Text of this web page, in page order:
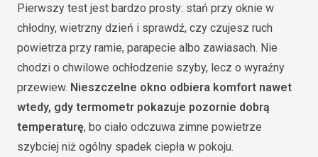
Pierwszy test jest bardzo prosty: stań przy oknie w
chłodny, wietrzny dzień i sprawdź, czy czujesz ruch
powietrza przy ramie, parapecie albo zawiasach. Nie
chodzi o chwilowe ochłodzenie szyby, lecz o wyraźny
przewiew. Nieszczelne okno odbiera komfort nawet
wtedy, gdy termometr pokazuje pozornie dobrą
temperaturę, bo ciało odczuwa zimne powietrze
szybciej niż ogólny spadek ciepła w pokoju.